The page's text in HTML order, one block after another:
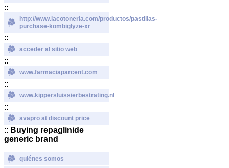
::
http://www.lacotoneria.com/productos/pastillas-
purchase-kombiglyze-xr
::
acceder al sitio web
::
www.farmaciaparcent.com
::
www.kippersluissierbestrating.nl
::
avapro at discount price
:: Buying repaglinide
generic brand
quiénes somos